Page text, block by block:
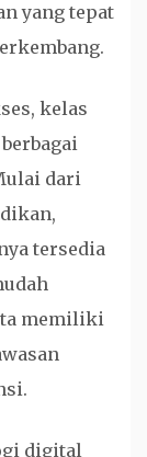
yang tepat
kelas
dari
tersedia
memiliki
digital